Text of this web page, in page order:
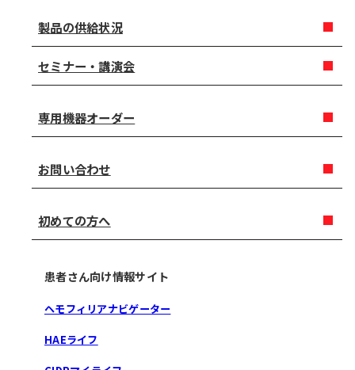
製品の供給状況
セミナー・講演会
専用機器オーダー
お問い合わせ
初めての方へ
患者さん向け情報サイト
ヘモフィリアナビゲーター
HAEライフ